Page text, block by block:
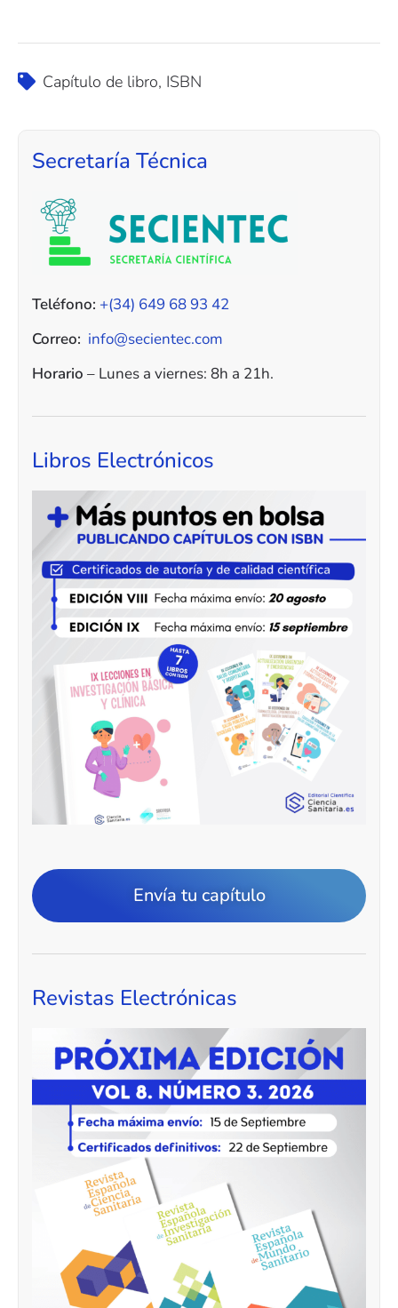
Capítulo de libro, ISBN
Secretaría Técnica
Teléfono: +(34) 649 68 93 42
Correo: info@secientec.com
Horario – Lunes a viernes: 8h a 21h.
Libros Electrónicos
Envía tu capítulo
Revistas Electrónicas